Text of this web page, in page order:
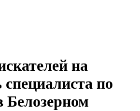
на
по
Белозерном